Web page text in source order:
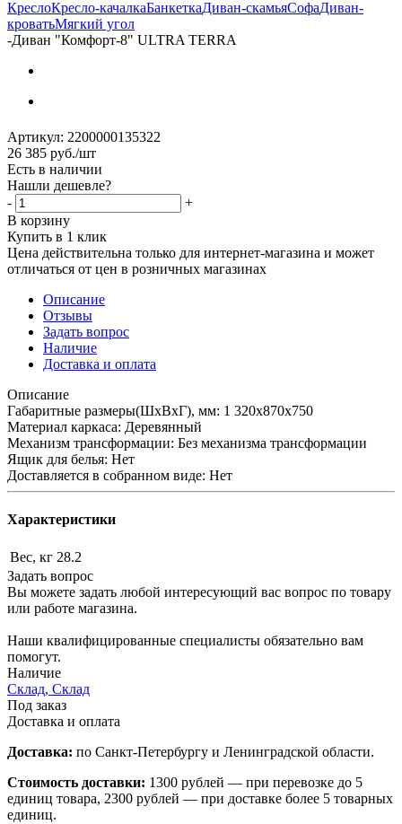
КреслоКресло-качалкаБанкеткаДиван-скамьяСофаДиван-
кроватьМягкий угол
-Диван "Комфорт-8" ULTRA TERRA
Артикул: 2200000135322
26 385 руб./шт
Есть в наличии
Нашли дешевле?
-
+
В корзину
Купить в 1 клик
Цена действительна только для интернет-магазина и может
отличаться от цен в розничных магазинах
Описание
Отзывы
Задать вопрос
Наличие
Доставка и оплата
Описание
Габаритные размеры(ШхВхГ), мм: 1 320х870х750
Материал каркаса: Деревянный
Механизм трансформации: Без механизма трансформации
Ящик для белья: Нет
Доставляется в собранном виде: Нет
Характеристики
Вес, кг 28.2
Задать вопрос
Вы можете задать любой интересующий вас вопрос по товару
или работе магазина.
Наши квалифицированные специалисты обязательно вам
помогут.
Наличие
Склад, Склад
Под заказ
Доставка и оплата
Доставка: по Санкт-Петербургу и Ленинградской области.
Стоимость доставки: 1300 рублей — при перевозке до 5
единиц товара, 2300 рублей — при доставке более 5 товарных
единиц.